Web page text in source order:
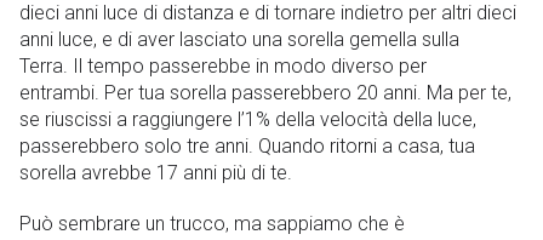
dieci anni luce di distanza e di tornare indietro per altri dieci
anni luce, e di aver lasciato una sorella gemella sulla
Terra. Il tempo passerebbe in modo diverso per
entrambi. Per tua sorella passerebbero 20 anni. Ma per te,
se riuscissi a raggiungere l’1% della velocità della luce,
passerebbero solo tre anni. Quando ritorni a casa, tua
sorella avrebbe 17 anni più di te.
Può sembrare un trucco, ma sappiamo che è